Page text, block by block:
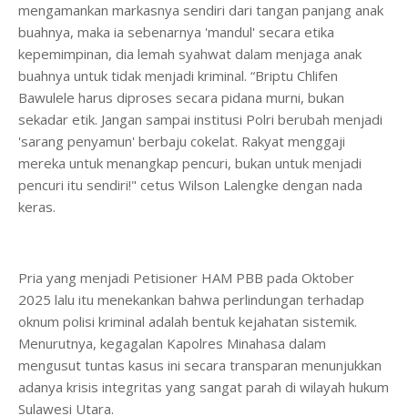
mengamankan markasnya sendiri dari tangan panjang anak
buahnya, maka ia sebenarnya 'mandul' secara etika
kepemimpinan, dia lemah syahwat dalam menjaga anak
buahnya untuk tidak menjadi kriminal. “Briptu Chlifen
Bawulele harus diproses secara pidana murni, bukan
sekadar etik. Jangan sampai institusi Polri berubah menjadi
'sarang penyamun' berbaju cokelat. Rakyat menggaji
mereka untuk menangkap pencuri, bukan untuk menjadi
pencuri itu sendiri!" cetus Wilson Lalengke dengan nada
keras.
Pria yang menjadi Petisioner HAM PBB pada Oktober
2025 lalu itu menekankan bahwa perlindungan terhadap
oknum polisi kriminal adalah bentuk kejahatan sistemik.
Menurutnya, kegagalan Kapolres Minahasa dalam
mengusut tuntas kasus ini secara transparan menunjukkan
adanya krisis integritas yang sangat parah di wilayah hukum
Sulawesi Utara.